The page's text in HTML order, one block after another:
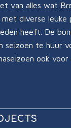
van alles wat
diverse leuke
heeft. De
seizoen te huur
ook voor